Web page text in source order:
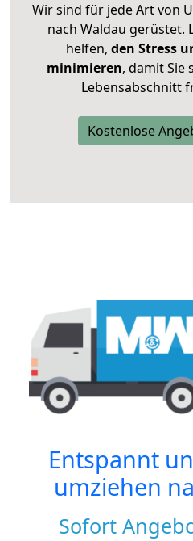
Wir sind für jede Art von
nach Waldau gerüstet.
helfen, den Stress
minimieren, damit Sie
Lebensabschnitt
Kostenlose
Entspannt
umziehen
Sofort